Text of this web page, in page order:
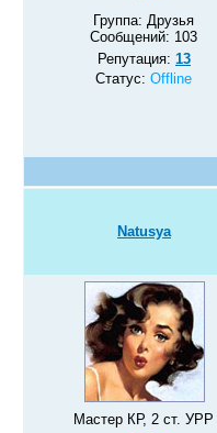
Группа: Друзья
Сообщений: 103
Репутация: 13
Статус:Offline
Natusya
Мастер КР, 2 ст. УРР